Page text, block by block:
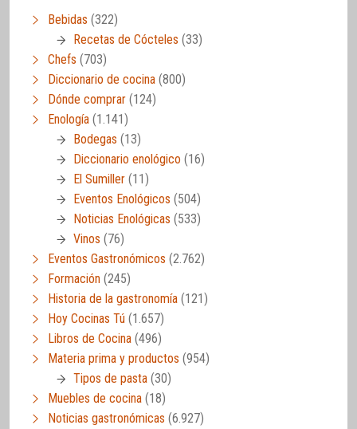
Bebidas (322)
Recetas de Cócteles (33)
Chefs (703)
Diccionario de cocina (800)
Dónde comprar (124)
Enología (1.141)
Bodegas (13)
Diccionario enológico (16)
El Sumiller (11)
Eventos Enológicos (504)
Noticias Enológicas (533)
Vinos (76)
Eventos Gastronómicos (2.762)
Formación (245)
Historia de la gastronomía (121)
Hoy Cocinas Tú (1.657)
Libros de Cocina (496)
Materia prima y productos (954)
Tipos de pasta (30)
Muebles de cocina (18)
Noticias gastronómicas (6.927)